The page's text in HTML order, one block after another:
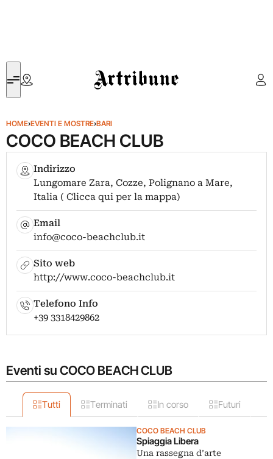
Artribune
HOME›EVENTI E MOSTRE›BARI
COCO BEACH CLUB
Indirizzo
Lungomare Zara, Cozze, Polignano a Mare,
Italia ( Clicca qui per la mappa)
Email
info@coco-beachclub.it
Sito web
http://www.coco-beachclub.it
Telefono Info
+39 3318429862
Eventi su COCO BEACH CLUB
Tutti Terminati In corso Futuri
COCO BEACH CLUB
Spiaggia Libera
Una rassegna d’arte